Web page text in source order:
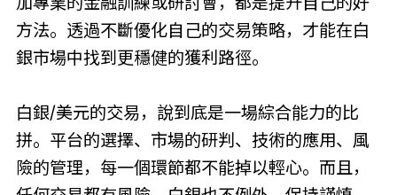
方法。透過不斷優化自己的交易策略，才能在白
銀市場中找到更穩健的獲利路徑。
白銀/美元的交易，說到底是一場綜合能力的比
拼。平台的選擇、市場的研判、技術的應用、風
險的管理，每一個環節都不能掉以輕心。而且，